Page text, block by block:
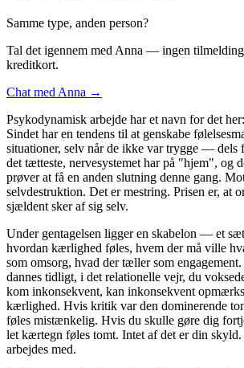
Samme type, anden person?
Tal det igennem med Anna — ingen
kreditkort.
Chat med Anna →
Psykodynamisk arbejde har et navn for det
Sindet har en tendens til at genskabe
situationer, selv når de ikke var trygge — dels
det tætteste, nervesystemet har på "hjem", og
prøver at få en anden slutning denne gang.
selvdestruktion. Det er mestring. Prisen er, at
sjældent sker af sig selv.
Under gentagelsen ligger en skabelon — et
hvordan kærlighed føles, hvem der må ville
som omsorg, hvad der tæller som
dannes tidligt, i det relationelle vejr, du
kom inkonsekvent, kan inkonsekvent
kærlighed. Hvis kritik var den dominerende
føles mistænkelig. Hvis du skulle gøre dig
let kærtegn føles tomt. Intet af det er din
arbejdes med.